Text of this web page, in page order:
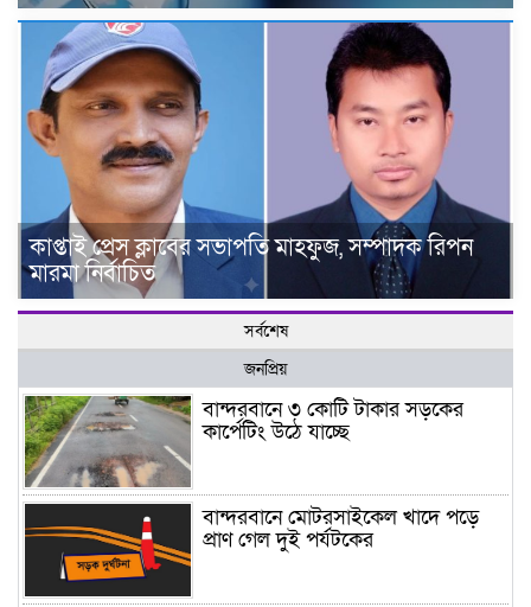
কাপ্তাই প্রেস ক্লাবের সভাপতি মাহফুজ, সম্পাদক রিপন
মারমা নির্বাচিত
সর্বশেষ
জনপ্রিয়
বান্দরবানে ৩ কোটি টাকার সড়কের
কার্পেটিং উঠে যাচ্ছে
বান্দরবানে মোটরসাইকেল খাদে পড়ে
প্রাণ গেল দুই পর্যটকের